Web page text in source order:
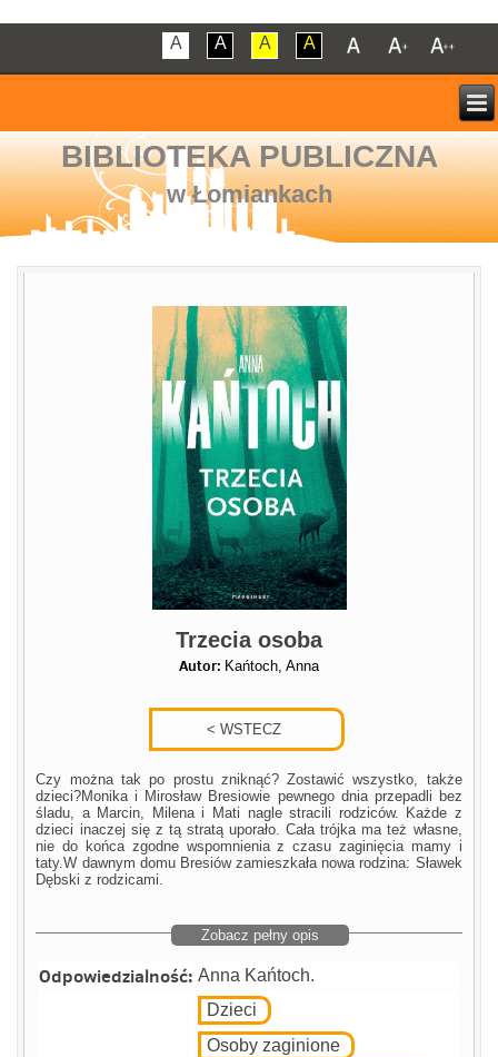
A A A A
BIBLIOTEKA PUBLICZNA
w Łomiankach
Trzecia osoba
Autor: Kańtoch, Anna
Czy można tak po prostu zniknąć? Zostawić wszystko, także
dzieci?Monika i Mirosław Bresiowie pewnego dnia przepadli bez
śladu, a Marcin, Milena i Mati nagle stracili rodziców. Każde z
dzieci inaczej się z tą stratą uporało. Cała trójka ma też własne,
nie do końca zgodne wspomnienia z czasu zaginięcia mamy i
taty.W dawnym domu Bresiów zamieszkała nowa rodzina: Sławek
Dębski z rodzicami.
Zobacz pełny opis
Odpowiedzialność: Anna Kańtoch.
Dzieci
Osoby zaginione